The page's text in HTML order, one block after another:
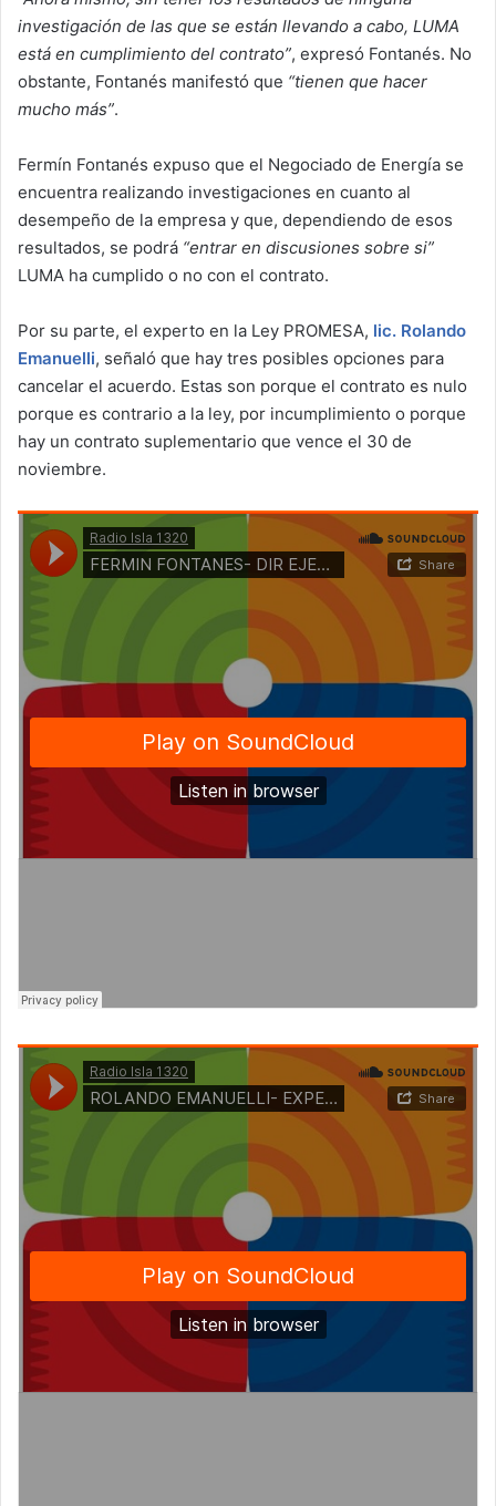
investigación de las que se están llevando a cabo, LUMA
está en cumplimiento del contrato”, expresó Fontanés. No
obstante, Fontanés manifestó que “tienen que hacer
mucho más”.
Fermín Fontanés expuso que el Negociado de Energía se
encuentra realizando investigaciones en cuanto al
desempeño de la empresa y que, dependiendo de esos
resultados, se podrá “entrar en discusiones sobre si”
LUMA ha cumplido o no con el contrato.
Por su parte, el experto en la Ley PROMESA, lic. Rolando
Emanuelli, señaló que hay tres posibles opciones para
cancelar el acuerdo. Estas son porque el contrato es nulo
porque es contrario a la ley, por incumplimiento o porque
hay un contrato suplementario que vence el 30 de
noviembre.